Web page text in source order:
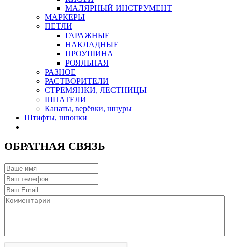
МАЛЯРНЫЙ ИНСТРУМЕНТ
МАРКЕРЫ
ПЕТЛИ
ГАРАЖНЫЕ
НАКЛАДНЫЕ
ПРОУШИНА
РОЯЛЬНАЯ
РАЗНОЕ
РАСТВОРИТЕЛИ
СТРЕМЯНКИ, ЛЕСТНИЦЫ
ШПАТЕЛИ
Канаты, верёвки, шнуры
Штифты, шпонки
ОБРАТНАЯ СВЯЗЬ